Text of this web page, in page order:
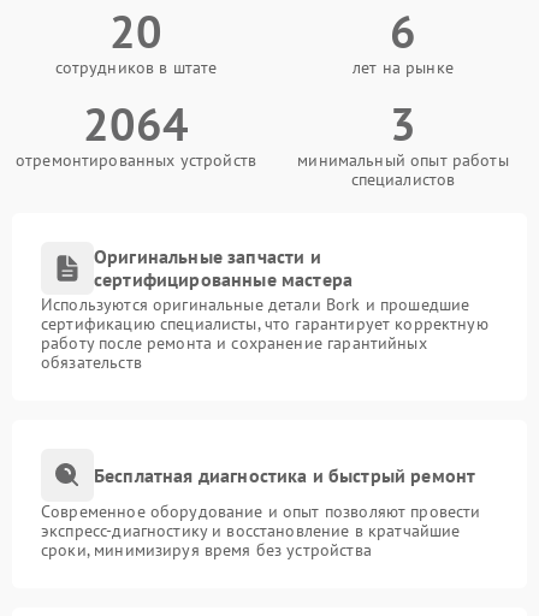
20
сотрудников в штате
6
лет на рынке
2064
отремонтированных устройств
3
минимальный опыт работы
специалистов
Оригинальные запчасти и
сертифицированные мастера
Используются оригинальные детали Bork и прошедшие
сертификацию специалисты, что гарантирует корректную
работу после ремонта и сохранение гарантийных
обязательств
Бесплатная диагностика и быстрый ремонт
Современное оборудование и опыт позволяют провести
экспресс-диагностику и восстановление в кратчайшие
сроки, минимизируя время без устройства